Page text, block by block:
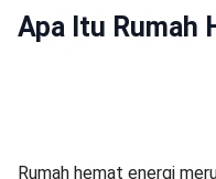
Apa Itu Rumah
Rumah hemat energi